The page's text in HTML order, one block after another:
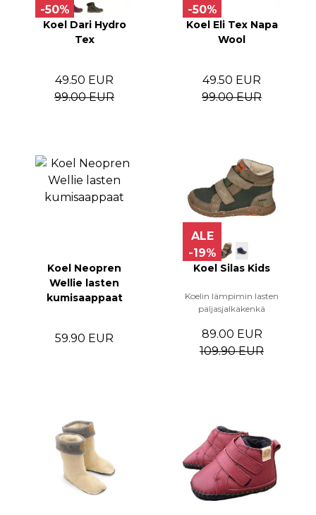
-50%
Koel Dari Hydro
Tex
49.50 EUR
99.00 EUR
-50%
Koel Eli Tex Napa
Wool
49.50 EUR
99.00 EUR
Koel Neopren
Wellie lasten
kumisaappaat
59.90 EUR
ALE
-19%
Koel Silas Kids
Koelin lämpimin lasten
paljasjalkakenkä
89.00 EUR
109.90 EUR